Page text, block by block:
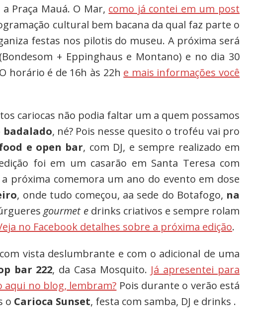
Praça Mauá. O Mar, como já contei em um post
cultural bem bacana da qual faz parte o
festas nos pilotis do museu. A próxima será
(Bondesom + Eppinghaus e Montano) e no dia 30
horário é de 16h às 22h e mais informações você
cariocas não podia faltar um a quem possamos
badalado, né? Pois nesse quesito o troféu vai pro
e open bar, com DJ, e sempre realizado em
foi em um casarão em Santa Teresa com
próxima comemora um ano do evento em dose
, onde tudo começou, aa sede do Botafogo, na
gourmet edrinks criativos e sempre rolam
no Facebook detalhes sobre a próxima edição.
vista deslumbrante e com o adicional de uma
bar 222, da Casa Mosquito. Já apresentei para
aqui no blog, lembram? Pois durante o verão está
o Carioca Sunset, festa com samba, DJ e drinks .